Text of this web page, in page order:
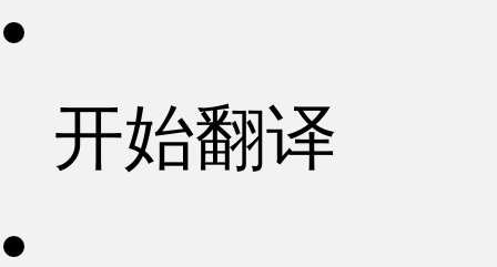
开始翻译